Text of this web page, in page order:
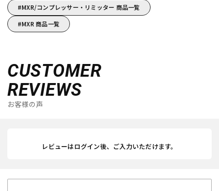
MXR/コンプレッサー・リミッター 商品一覧
MXR 商品一覧
CUSTOMER
REVIEWS
お客様の声
レビューはログイン後、ご入力いただけます。